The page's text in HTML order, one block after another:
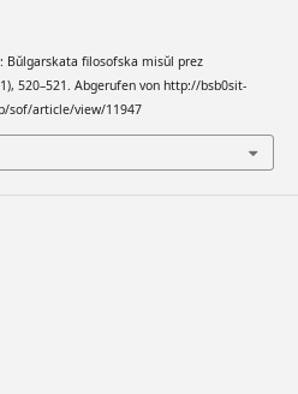
Bŭlgarskata filosofska misŭl prez
520–521. Abgerufen von http://bsb0sit-
sof/article/view/11947